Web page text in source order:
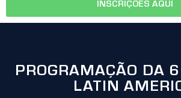
INSCRIÇÕES AQUI
PROGRAMAÇÃO DA
LATIN